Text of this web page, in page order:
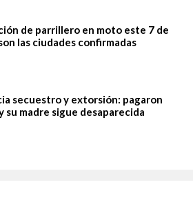
de parrillero en moto este 7 de
las ciudades confirmadas
secuestro y extorsión: pagaron
su madre sigue desaparecida